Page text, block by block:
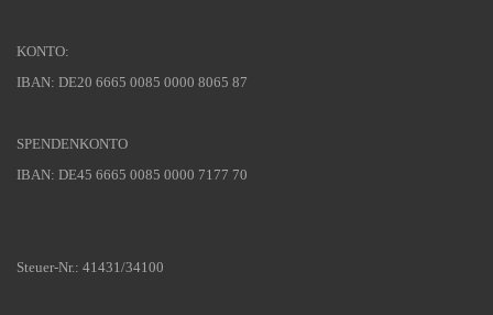
KONTO:
IBAN: DE20 6665 0085 0000 8065 87
SPENDENKONTO
IBAN: DE45 6665 0085 0000 7177 70
Steuer-Nr.: 41431/34100